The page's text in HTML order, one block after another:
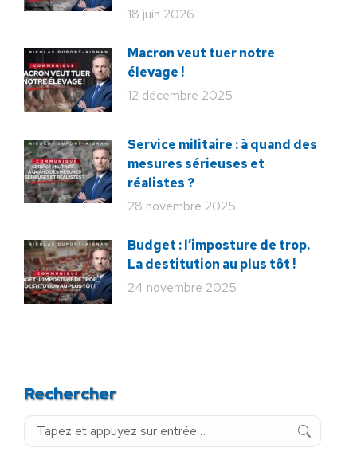
18 juin 2026
Macron veut tuer notre
élevage !
12 décembre 2025
Service militaire : à quand des
mesures sérieuses et
réalistes ?
28 novembre 2025
Budget : l’imposture de trop.
La destitution au plus tôt !
24 novembre 2025
Rechercher
Recherche